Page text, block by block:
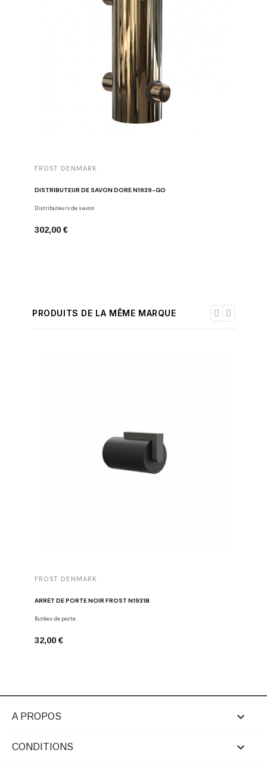
FROST DENMARK
DISTRIBUTEUR DE SAVON DORÉ N1939-GO
Distributeurs de savon
302,00 €
PRODUITS DE LA MÊME MARQUE
FROST DENMARK
ARRÊT DE PORTE NOIR FROST N1931B
Butées de porte
32,00 €
A PROPOS 
CONDITIONS 